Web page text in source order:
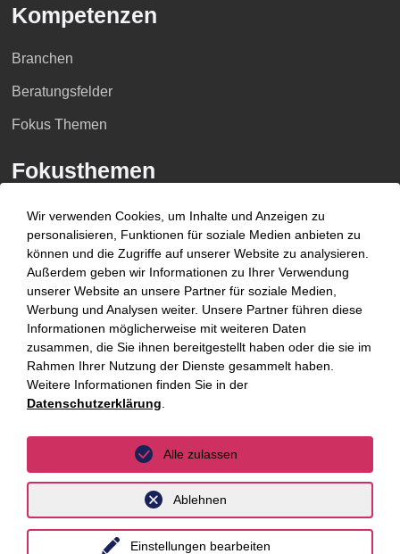
Kompetenzen
Branchen
Beratungsfelder
Fokus Themen
Fokusthemen
AI Advisory
Cybersecurity
Dekarbonisierung
Distressed Funds
Künstliche Intelligenz
Standorte
Berlin
Düsseldorf
Frankfurt a.M.
Wir verwenden Cookies, um Inhalte und Anzeigen zu
personalisieren, Funktionen für soziale Medien anbieten zu
können und die Zugriffe auf unserer Website zu analysieren.
Außerdem geben wir Informationen zu Ihrer Verwendung
unserer Website an unsere Partner für soziale Medien,
Werbung und Analysen weiter. Unsere Partner führen diese
Informationen möglicherweise mit weiteren Daten
zusammen, die Sie ihnen bereitgestellt haben oder die sie im
Rahmen Ihrer Nutzung der Dienste gesammelt haben.
Weitere Informationen finden Sie in der
Datenschutzerklärung
Einstellungen bearbeiten
Ablehnen
Alle zulassen